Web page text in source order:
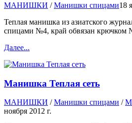
МАНИШКИ /Манишки спицами18
Теплая манишка из азиатского
спицами №4, край обвязан крючком
Далее...
Манишка Теплая сеть
МАНИШКИ /Манишки спицами /
ноября 2012 г.